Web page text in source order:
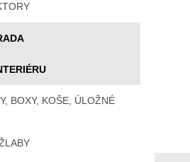
BOXY, KOŠE, ÚLOŽNÉ